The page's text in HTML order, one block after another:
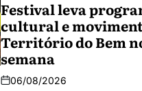
Festival leva
cultural e
Território do Bem
semana
06/08/2026